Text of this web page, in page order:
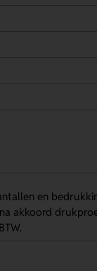
en
akkoord